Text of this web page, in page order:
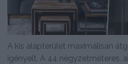
A kis alapterület maximálisan
igényelt. A 44 négyzetméteres,